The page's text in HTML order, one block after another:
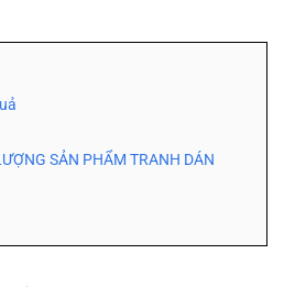
SẢN PHẨM TRANH DÁN